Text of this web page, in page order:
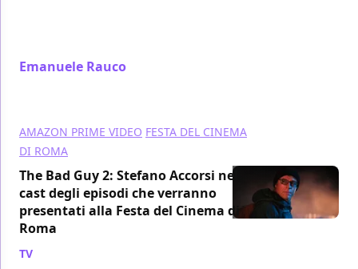
Emanuele Rauco
AMAZON PRIME VIDEO FESTA DEL CINEMA
DI ROMA
The Bad Guy 2: Stefano Accorsi nel
cast degli episodi che verranno
presentati alla Festa del Cinema di
Roma
TV